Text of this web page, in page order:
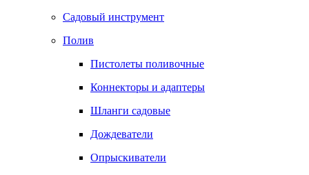
Садовый инструмент
Полив
Пистолеты поливочные
Коннекторы и адаптеры
Шланги садовые
Дождеватели
Опрыскиватели